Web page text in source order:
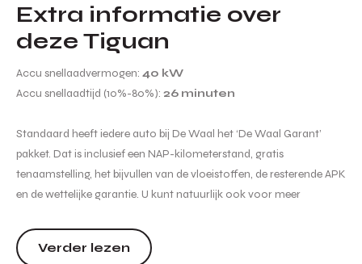
Extra informatie over
deze Tiguan
Accu snellaadvermogen: 40 kW
Accu snellaadtijd (10%-80%): 26 minuten
Standaard heeft iedere auto bij De Waal het ‘De Waal Garant’
pakket. Dat is inclusief een NAP-kilometerstand, gratis
tenaamstelling, het bijvullen van de vloeistoffen, de resterende APK
en de wettelijke garantie. U kunt natuurlijk ook voor meer
verschillende afleverpakketten en de bijbehorende meerprijs
hiervan. Hoewel de in...
Verder lezen